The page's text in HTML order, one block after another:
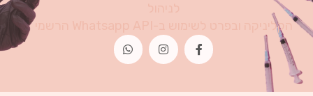
הקליניקה ובפרט לשימוש ב-Whatsapp API הרשמי